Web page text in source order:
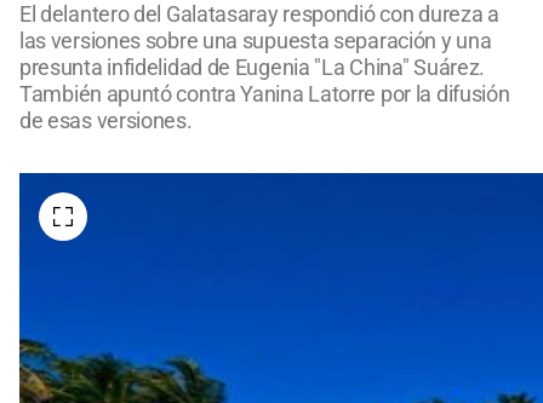
El delantero del Galatasaray respondió con dureza a
las versiones sobre una supuesta separación y una
presunta infidelidad de Eugenia "La China" Suárez.
También apuntó contra Yanina Latorre por la difusión
de esas versiones.